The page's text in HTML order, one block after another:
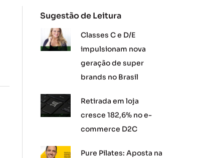
Sugestão de Leitura
Classes C e D/E
impulsionam nova
geração de super
brands no Brasil
Retirada em loja
cresce 182,6% no e-
commerce D2C
Pure Pilates: Aposta na